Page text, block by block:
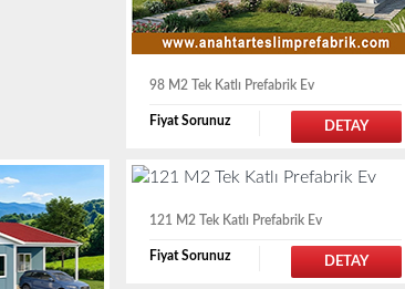
98 M2 Tek Katlı Prefabrik Ev
Fiyat Sorunuz DETAY
121 M2 Tek Katlı Prefabrik Ev
Fiyat Sorunuz DETAY